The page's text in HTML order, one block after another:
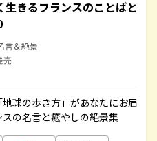
生きるフランスのことばと
言＆絶景
売
球の歩き方」があなたにお届
の名言と癒やしの絶景集